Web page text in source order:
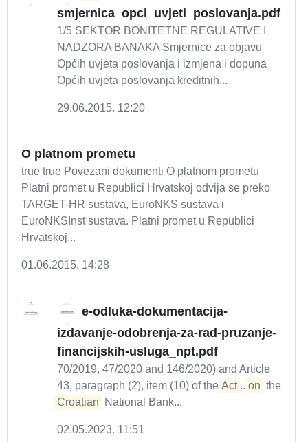
smjernica_opci_uvjeti_poslovanja.pdf
1/5 SEKTOR BONITETNE REGULATIVE I
NADZORA BANAKA Smjernice za objavu
Općih uvjeta poslovanja i izmjena i dopuna
Općih uvjeta poslovanja kreditnih...
29.06.2015. 12:20
O platnom prometu
true true Povezani dokumenti O platnom prometu
Platni promet u Republici Hrvatskoj odvija se preko
TARGET-HR sustava, EuroNKS sustava i
EuroNKSInst sustava. Platni promet u Republici
Hrvatskoj...
01.06.2015. 14:28
e-odluka-dokumentacija-
izdavanje-odobrenja-za-rad-pruzanje-
financijskih-usluga_npt.pdf
70/2019, 47/2020 and 146/2020) and Article
43, paragraph (2), item (10) of the Act ... on the
Croatian
National Bank...
02.05.2023. 11:51